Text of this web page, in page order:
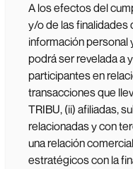
A los efectos del
y/o de las finalidades
información personal
podrá ser revelada a
participantes en
transacciones que
TRIBU, (ii) afiliadas,
relacionadas y con
una relación
estratégicos con la